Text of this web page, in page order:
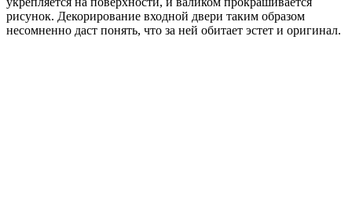
рисунок. Декорирование входной двери таким образом
несомненно даст понять, что за ней обитает эстет и оригинал.